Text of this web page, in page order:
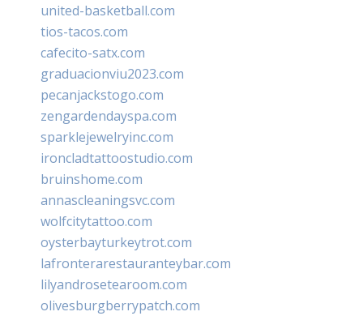
united-basketball.com
tios-tacos.com
cafecito-satx.com
graduacionviu2023.com
pecanjackstogo.com
zengardendayspa.com
sparklejewelryinc.com
ironcladtattoostudio.com
bruinshome.com
annascleaningsvc.com
wolfcitytattoo.com
oysterbayturkeytrot.com
lafronterarestauranteybar.com
lilyandrosetearoom.com
olivesburgberrypatch.com